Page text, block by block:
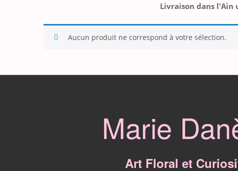
Livraison dans l'Ain
Aucun produit ne correspond à votre sélection.
Marie
Art Floral et